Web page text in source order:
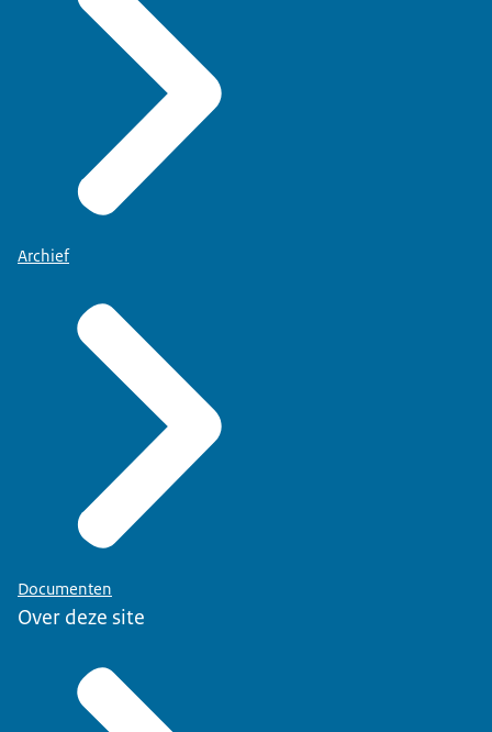
Archief
Documenten
Over deze site